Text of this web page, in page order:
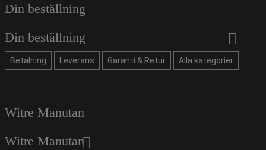
Din beställning
Din beställning
Betalning Leverans Garanti & Retur Alla kategorier
Witre Manutan
Witre Manutan